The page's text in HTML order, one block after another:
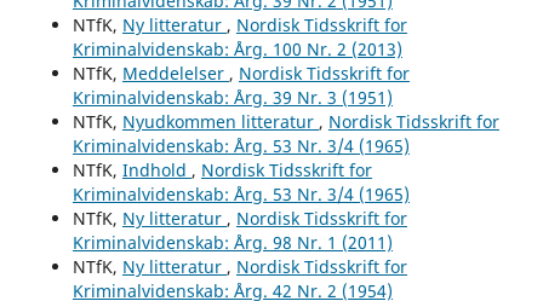
NTfK, Ny litteratur , Nordisk Tidsskrift for
Kriminalvidenskab: Årg. 100 Nr. 2 (2013)
NTfK, Meddelelser , Nordisk Tidsskrift for
Kriminalvidenskab: Årg. 39 Nr. 3 (1951)
NTfK, Nyudkommen litteratur , Nordisk Tidsskrift for
Kriminalvidenskab: Årg. 53 Nr. 3/4 (1965)
NTfK, Indhold , Nordisk Tidsskrift for
Kriminalvidenskab: Årg. 53 Nr. 3/4 (1965)
NTfK, Ny litteratur , Nordisk Tidsskrift for
Kriminalvidenskab: Årg. 98 Nr. 1 (2011)
NTfK, Ny litteratur , Nordisk Tidsskrift for
Kriminalvidenskab: Årg. 42 Nr. 2 (1954)